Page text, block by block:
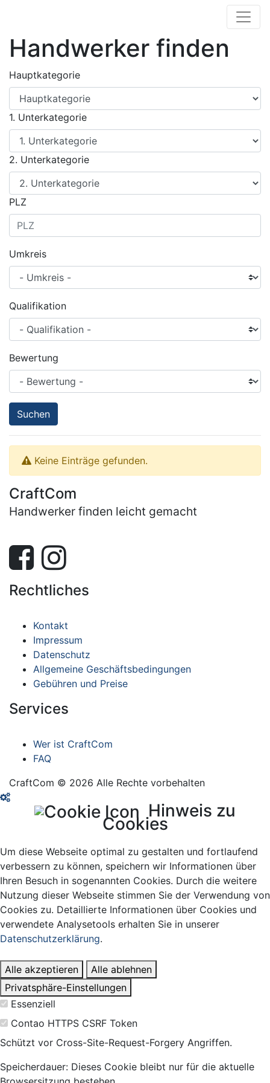
Handwerker finden
Hauptkategorie
1. Unterkategorie
2. Unterkategorie
PLZ
Umkreis
Qualifikation
Bewertung
Suchen
Keine Einträge gefunden.
CraftCom
Handwerker finden leicht gemacht
Rechtliches
Kontakt
Impressum
Datenschutz
Allgemeine Geschäftsbedingungen
Gebühren und Preise
Services
Wer ist CraftCom
FAQ
CraftCom © 2026 Alle Rechte vorbehalten
Hinweis zu
Cookies
Um diese Webseite optimal zu gestalten und fortlaufend
verbessern zu können, speichern wir Informationen über
Ihren Besuch in sogenannten Cookies. Durch die weitere
Nutzung dieser Webseite stimmen Sie der Verwendung von
Cookies zu. Detaillierte Informationen über Cookies und
verwendete Analysetools erhalten Sie in unserer
Datenschutzerklärung.
Alle akzeptieren
Alle ablehnen
Privatsphäre-Einstellungen
Essenziell
Contao HTTPS CSRF Token
Schützt vor Cross-Site-Request-Forgery Angriffen.
Speicherdauer: Dieses Cookie bleibt nur für die aktuelle